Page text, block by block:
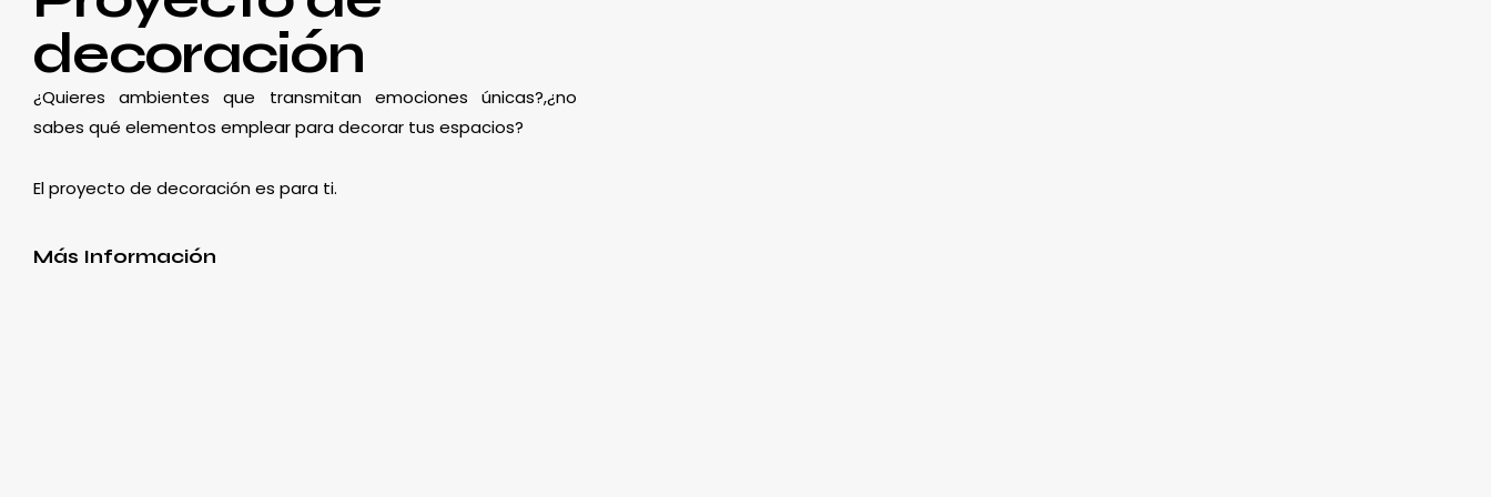
decoración
¿Quieres ambientes que transmitan emociones únicas?,¿no
sabes qué elementos emplear para decorar tus espacios?
El proyecto de decoración es para ti.
Más Información